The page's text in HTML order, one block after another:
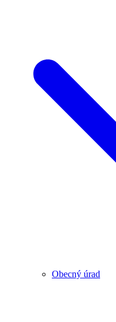
Obecný úrad